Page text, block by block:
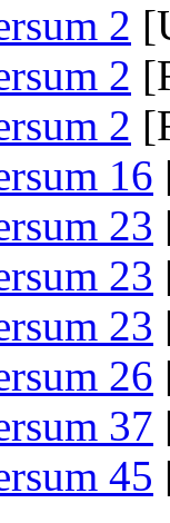
2
2
2
16
23
23
23
26
37
45